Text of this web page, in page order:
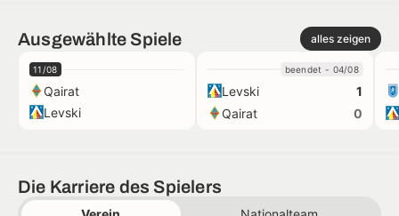
Ausgewählte Spiele alles zeigen
11/08
Qairat
Levski
beendet - 04/08
Levski
1
Qairat
0
Die Karriere des Spielers